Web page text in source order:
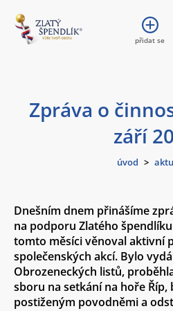
Zpráva o
září
úvod >
Dnešním dnem přinášíme
na podporu Zlatého
tomto měsíci věnoval aktivní
společenských akcí. Bylo
Obrozeneckých listů,
sboru na setkání na hoře Říp,
postiženým povodněmi a
přidat se